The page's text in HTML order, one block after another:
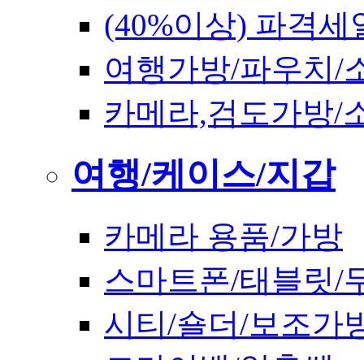
(40%이상) 파격세
여행가방/파우치/
카메라,검도가방/
여행/케이스/지갑
카메라 용품/가방
스마트폰/태블릿/
시티/숄더/보조가